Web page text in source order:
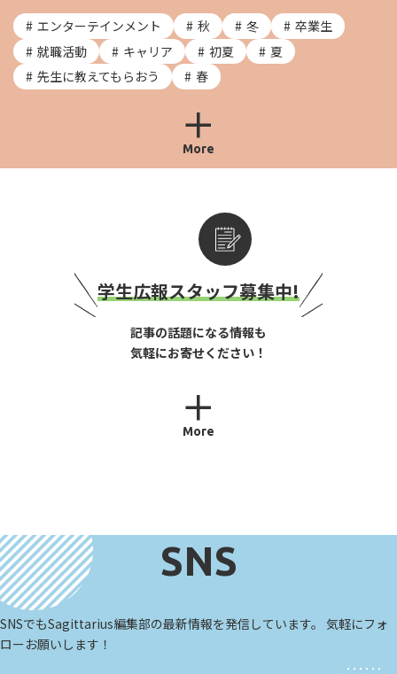
エンターテインメント 秋 冬
卒業生
就職活動
キャリア 初夏
夏
先生に教えてもらおう
春
More
学生広報スタッフ募集中!
記事の話題になる情報も
気軽にお寄せください！
More
SNS
SNSでもSagittarius編集部の最新情報を発信しています。 気軽にフォ
ローお願いします！